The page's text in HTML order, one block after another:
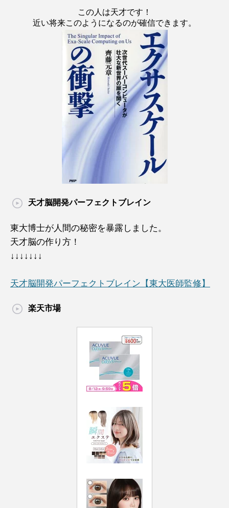
この人は天才です！
近い将来このようになるのが確信できます。
天才脳開発パーフェクトブレイン
東大博士が人間の秘密を暴露しました。
天才脳の作り方！
↓↓↓↓↓↓↓
天才脳開発パーフェクトブレイン【東大医師監修】
楽天市場